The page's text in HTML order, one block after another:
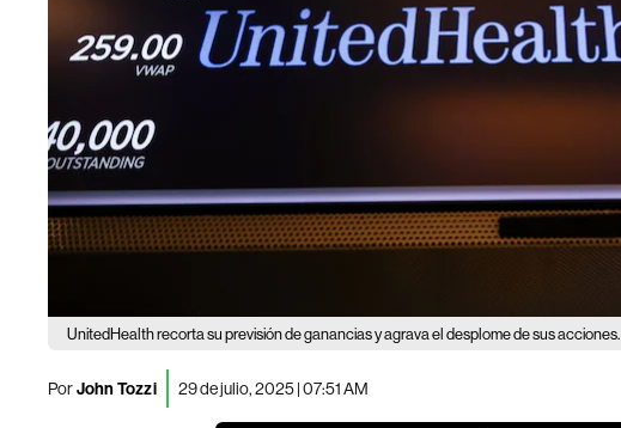
UnitedHealth recorta su previsión de ganancias y agrava el desplome de sus acciones.
PorJohn Tozzi 29 de julio, 2025 | 07:51 AM